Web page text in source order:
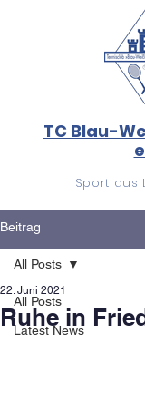
TC Blau-
Sport aus
Beitrag
All Posts
Latest News
All Posts
Ruhe in
22. Juni 2021